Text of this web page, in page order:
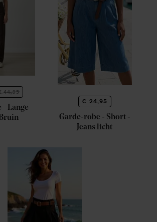
44,95
- Lange
€ 24,95
Garde-robe - Short -
Jeans licht